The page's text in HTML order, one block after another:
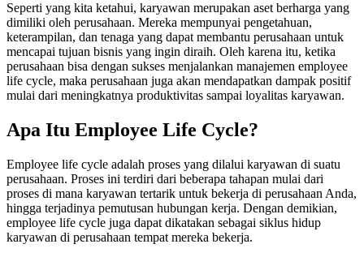
Seperti yang kita ketahui, karyawan merupakan aset berharga yang
dimiliki oleh perusahaan. Mereka mempunyai pengetahuan,
keterampilan, dan tenaga yang dapat membantu perusahaan untuk
mencapai tujuan bisnis yang ingin diraih. Oleh karena itu, ketika
perusahaan bisa dengan sukses menjalankan manajemen employee
life cycle, maka perusahaan juga akan mendapatkan dampak positif
mulai dari meningkatnya produktivitas sampai loyalitas karyawan.
Apa Itu Employee Life Cycle?
Employee life cycle adalah proses yang dilalui karyawan di suatu
perusahaan. Proses ini terdiri dari beberapa tahapan mulai dari
proses di mana karyawan tertarik untuk bekerja di perusahaan Anda,
hingga terjadinya pemutusan hubungan kerja. Dengan demikian,
employee life cycle juga dapat dikatakan sebagai siklus hidup
karyawan di perusahaan tempat mereka bekerja.